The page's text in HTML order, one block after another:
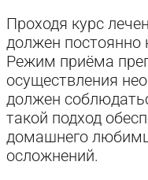
Проходя курс
должен постоянно
Режим приёма
осуществления
должен
такой подход
домашнего
осложнений.